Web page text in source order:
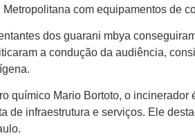
com equipamentos de
dos guarani mbya
a condução da audiência,
químico Mario Bortoto, o
de infraestrutura e serviços. Ele